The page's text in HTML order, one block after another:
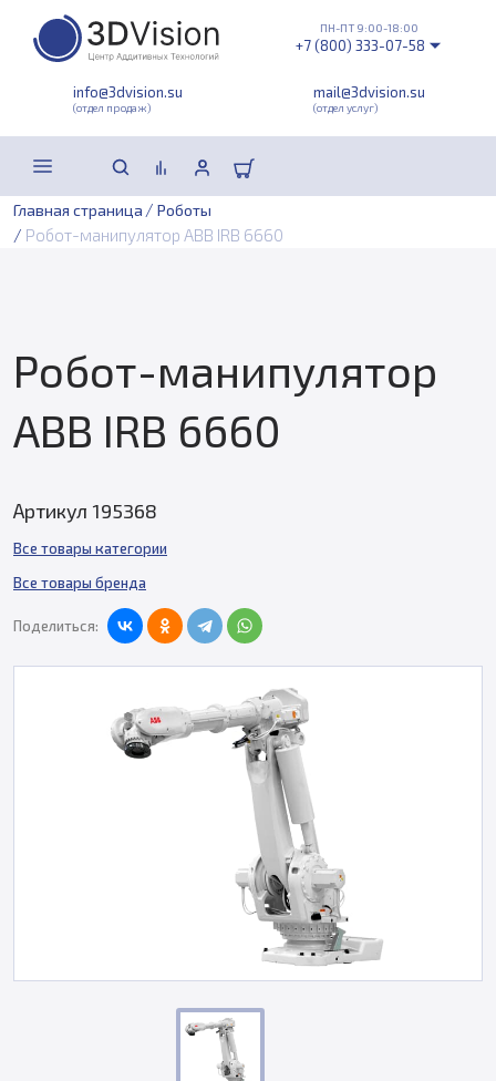
info@3dvision.su
(отдел продаж)
mail@3dvision.su
(отдел услуг)
ПН-ПТ 9:00-18:00
+7 (800) 333-07-58
Главная страница / Роботы
/ Робот-манипулятор ABB IRB 6660
Робот-манипулятор
ABB IRB 6660
Артикул 195368
Все товары категории
Все товары бренда
Поделиться: